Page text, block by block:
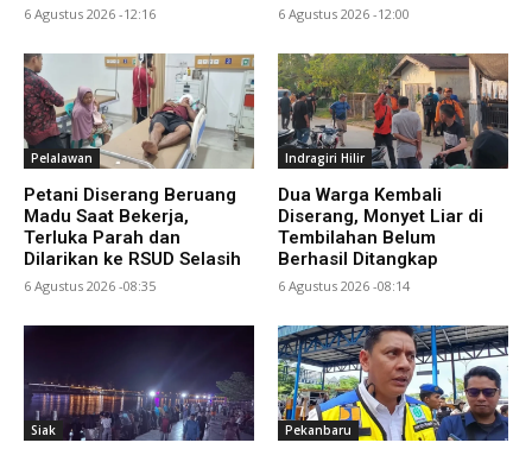
6 Agustus 2026 -12:16 6 Agustus 2026 -12:00
Pelalawan
Petani Diserang Beruang
Madu Saat Bekerja,
Terluka Parah dan
Dilarikan ke RSUD Selasih
6 Agustus 2026 -08:35
Indragiri Hilir
Dua Warga Kembali
Diserang, Monyet Liar di
Tembilahan Belum
Berhasil Ditangkap
6 Agustus 2026 -08:14
Siak Pekanbaru